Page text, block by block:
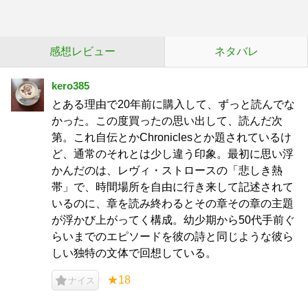
感想レビュー ネタバレ
kero385
とある理由で20年前に購入して、ずっと読んでな
かった。この度買ったの思い出して、読んだ次
第。これ自伝とかChroniclesとか題されているけ
ど、通常のそれとは少し違う印象。最初に思い浮
かんだのは、レヴィ・ストロースの「悲しき熱
帯」で、時間場所を自由に行き来して記述されて
いるのに、章を読み終わるとその章その章の主題
が浮かび上がってく構成。幼少期から50代手前ぐ
らいまでのエピソードを彼の詩と同じような彼ら
しい独特の文体で回想している。
ナイス ★18